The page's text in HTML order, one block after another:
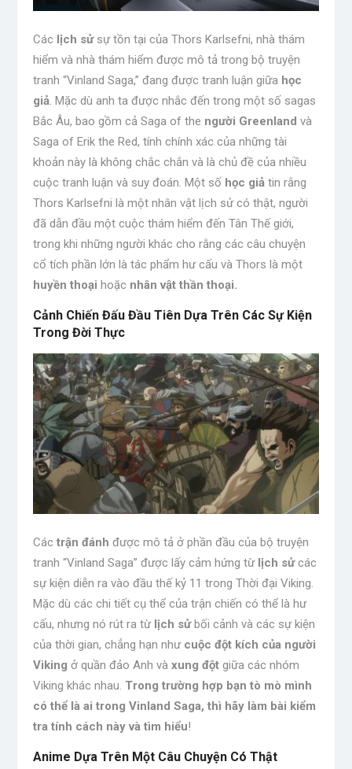
Các lịch sử sự tồn tại của Thors Karlsefni, nhà thám
hiểm và nhà thám hiểm được mô tả trong bộ truyện
tranh “Vinland Saga,” đang được tranh luận giữa học
giả. Mặc dù anh ta được nhắc đến trong một số sagas
Bắc Âu, bao gồm cả Saga of the người Greenland và
Saga of Erik the Red, tính chính xác của những tài
khoản này là không chắc chắn và là chủ đề của nhiều
cuộc tranh luận và suy đoán. Một số học giả tin rằng
Thors Karlsefni là một nhân vật lịch sử có thật, người
đã dẫn đầu một cuộc thám hiểm đến Tân Thế giới,
trong khi những người khác cho rằng các câu chuyện
cổ tích phần lớn là tác phẩm hư cấu và Thors là một
huyền thoại hoặc nhân vật thần thoại.
Cảnh Chiến Đấu Đầu Tiên Dựa Trên Các Sự Kiện
Trong Đời Thực
Các trận đánh được mô tả ở phần đầu của bộ truyện
tranh “Vinland Saga” được lấy cảm hứng từ lịch sửcác
sự kiện diễn ra vào đầu thế kỷ 11 trong Thời đại Viking.
Mặc dù các chi tiết cụ thể của trận chiến có thể là hư
cấu, nhưng nó rút ra từ lịch sửbối cảnh và các sự kiện
của thời gian, chẳng hạn như cuộc đột kích của người
Viking ở quần đảo Anh và xung đột giữa các nhóm
Viking khác nhau. Trong trường hợp bạn tò mò mình
có thể là ai trong Vinland Saga, thì hãy làm bài kiểm
tra tính cách này và tìm hiểu!
Anime Dựa Trên Một Câu Chuyện Có Thật